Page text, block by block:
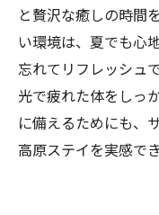
と贅沢な癒しの時間
い環境は、夏でも心
忘れてリフレッシュ
光で疲れた体をしっ
に備えるためにも、
高原ステイを実感で